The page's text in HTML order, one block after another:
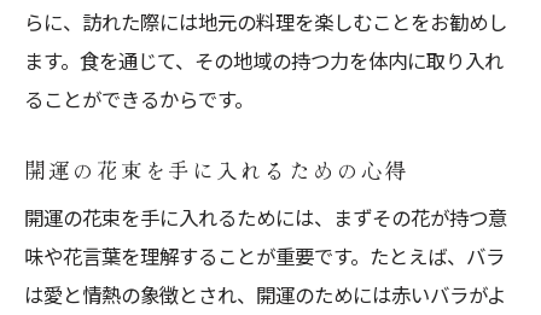
神奈川県の開運スポットの再訪を計画
新たな目標を立てる機会を作る
旅の終わりに感謝の気持ちを込める
らに、訪れた際には地元の料理を楽しむことをお勧めし
ます。食を通じて、その地域の持つ力を体内に取り入れ
ることができるからです。
開運の花束を手に入れるための心得
開運の花束を手に入れるためには、まずその花が持つ意
味や花言葉を理解することが重要です。たとえば、バラ
は愛と情熱の象徴とされ、開運のためには赤いバラがよ